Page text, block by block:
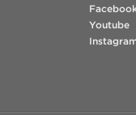
Youtube